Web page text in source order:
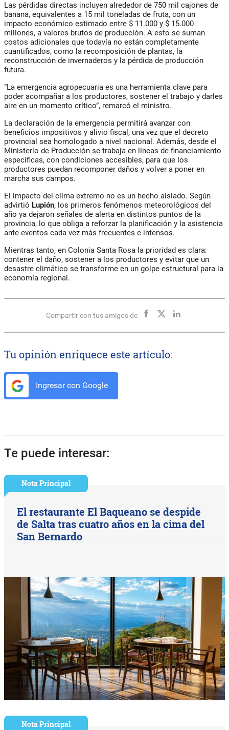
Las pérdidas directas incluyen alrededor de 750 mil cajones de
banana, equivalentes a 15 mil toneladas de fruta, con un
impacto económico estimado entre $ 11.000 y $ 15.000
millones, a valores brutos de producción. A esto se suman
costos adicionales que todavía no están completamente
cuantificados, como la recomposición de plantas, la
reconstrucción de invernaderos y la pérdida de producción
futura.
“La emergencia agropecuaria es una herramienta clave para
poder acompañar a los productores, sostener el trabajo y darles
aire en un momento crítico”, remarcó el ministro.
La declaración de la emergencia permitirá avanzar con
beneficios impositivos y alivio fiscal, una vez que el decreto
provincial sea homologado a nivel nacional. Además, desde el
Ministerio de Producción se trabaja en líneas de financiamiento
específicas, con condiciones accesibles, para que los
productores puedan recomponer daños y volver a poner en
marcha sus campos.
El impacto del clima extremo no es un hecho aislado. Según
advirtió Lupión, los primeros fenómenos meteorológicos del
año ya dejaron señales de alerta en distintos puntos de la
provincia, lo que obliga a reforzar la planificación y la asistencia
ante eventos cada vez más frecuentes e intensos.
Mientras tanto, en Colonia Santa Rosa la prioridad es clara:
contener el daño, sostener a los productores y evitar que un
desastre climático se transforme en un golpe estructural para la
economía regional.
Compartir con tus amigos de
Tu opinión enriquece este artículo:
Ingresar con Google
Te puede interesar:
Nota Principal
El restaurante El Baqueano se despide
de Salta tras cuatro años en la cima del
San Bernardo
Nota Principal